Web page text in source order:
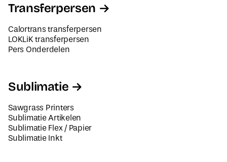
Transferpersen
Calortrans transferpersen
LOKLiK transferpersen
Pers Onderdelen
Sublimatie
Sawgrass Printers
Sublimatie Artikelen
Sublimatie Flex / Papier
Sublimatie Inkt